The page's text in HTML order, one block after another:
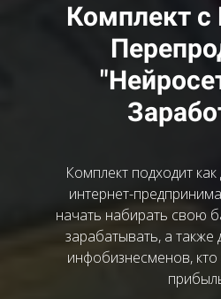
Комплект
Комплект подходит
интернет-
начать набирать свою
зарабатывать, а
инфобизнесменов, кто